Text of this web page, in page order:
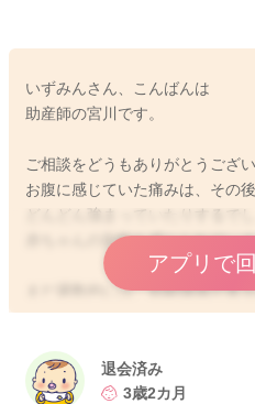
いずみんさん、こんばんは
助産師の宮川です。
ご相談をどうもありがとうござい
お腹に感じていた痛みは、その
どんどん強まっていたりするでし
赤ちゃんの胎動も感じられてい
まだ週数的には、前駆陣痛が来
経産婦さんでもありますので、
もし痛みに伴い、お腹の張りも
アプリで
退会済み
3歳2カ月